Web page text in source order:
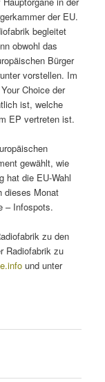
der EU.
begleitet
obwohl das
Bürger
vorstellen. Im
Choice der
ist, welche
EP vertreten ist.
gewählt, wie
hat die EU-Wahl
dieses Monat
– Infospots.
zu den
Radiofabrik zu
und unter